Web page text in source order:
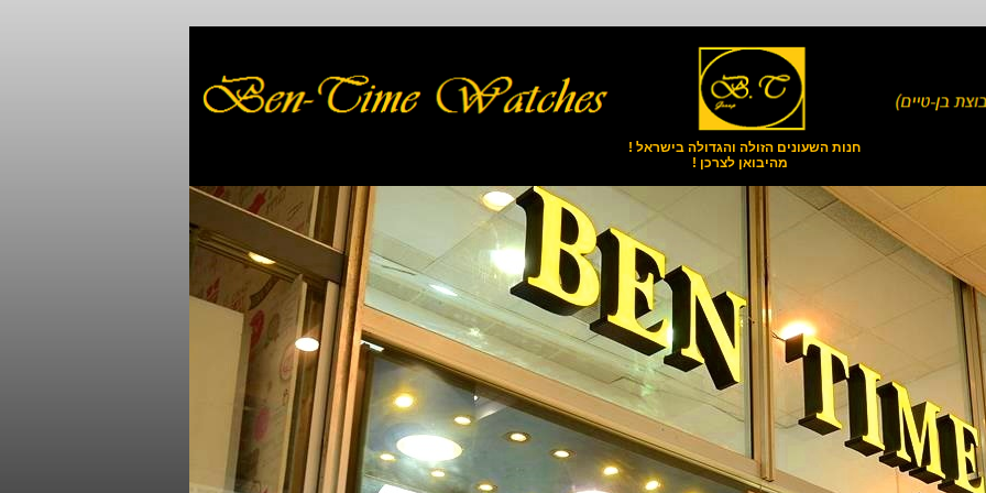
חנות השעונים הזולה והגדולה בישראל !
מהיבואן לצרכן !